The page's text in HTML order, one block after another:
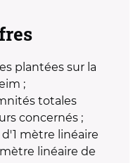
plantées sur la
;
totales
concernés ;
mètre linéaire
linéaire de